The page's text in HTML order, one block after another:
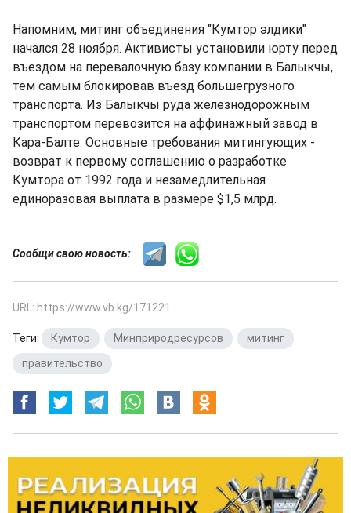
Напомним, митинг объединения "Кумтор элдики"
начался 28 ноября. Активисты установили юрту перед
въездом на перевалочную базу компании в Балыкчы,
тем самым блокировав въезд большегрузного
транспорта. Из Балыкчы руда железнодорожным
транспортом перевозится на аффинажный завод в
Кара-Балте. Основные требования митингующих -
возврат к первому соглашению о разработке
Кумтора от 1992 года и незамедлительная
единоразовая выплата в размере $1,5 млрд.
Сообщи свою новость:
URL: https://www.vb.kg/171221
Теги: Кумтор Минприродресурсов митинг
правительство